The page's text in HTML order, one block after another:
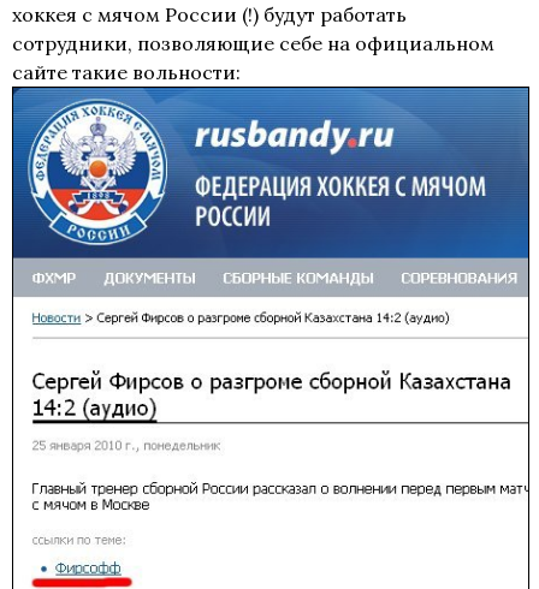
хоккея с мячом России (!) будут работать
сотрудники, позволяющие себе на официальном
сайте такие вольности: